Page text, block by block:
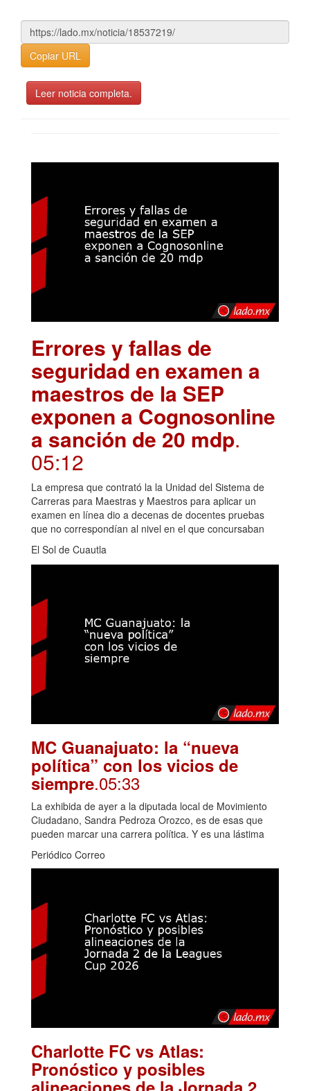
Copiar URL
Leer noticia completa.
Errores y fallas de
seguridad en examen a
maestros de la SEP
exponen a Cognosonline
a sanción de 20 mdp.
05:12
La empresa que contrató la la Unidad del Sistema de
Carreras para Maestras y Maestros para aplicar un
examen en línea dio a decenas de docentes pruebas
que no correspondían al nivel en el que concursaban
El Sol de Cuautla
MC Guanajuato: la “nueva
política” con los vicios de
siempre.05:33
La exhibida de ayer a la diputada local de Movimiento
Ciudadano, Sandra Pedroza Orozco, es de esas que
pueden marcar una carrera política. Y es una lástima
Periódico Correo
Charlotte FC vs Atlas:
Pronóstico y posibles